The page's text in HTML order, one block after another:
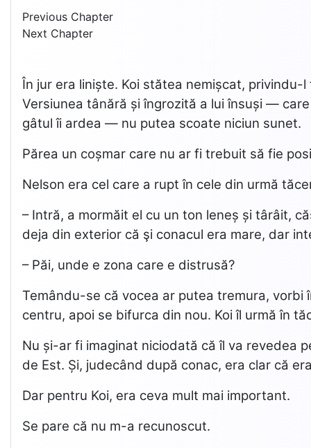
Previous Chapter
Next Chapter
În jur era liniște. Koi stătea nemișcat,
Versiunea tânără și îngrozită a lui însuși —
gâtul îi ardea — nu putea scoate niciun sunet.
Părea un coșmar care nu ar fi trebuit să fie
Nelson era cel care a rupt în cele din urmă
– Intră, a mormăit el cu un ton leneș și târâit,
deja din exterior că şi conacul era mare, dar
– Păi, unde e zona care e distrusă?
Temându-se că vocea ar putea tremura,
centru, apoi se bifurca din nou. Koi îl urmă în
Nu și-ar fi imaginat niciodată că îl va revedea
de Est. Și, judecând după conac, era clar că
Dar pentru Koi, era ceva mult mai important.
Se pare că nu m-a recunoscut.